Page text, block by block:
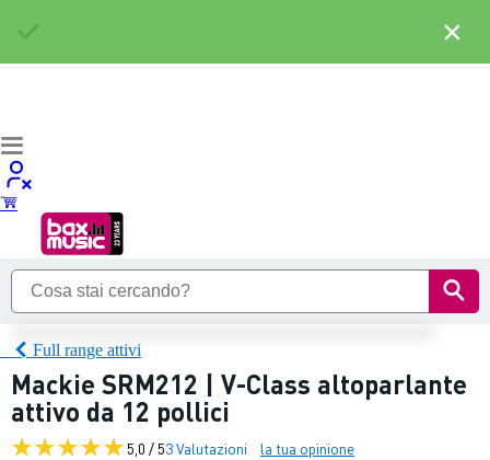
Full range attivi
Mackie SRM212 | V-Class altoparlante
attivo da 12 pollici
5,0 / 53 Valutazioni la tua opinione
×